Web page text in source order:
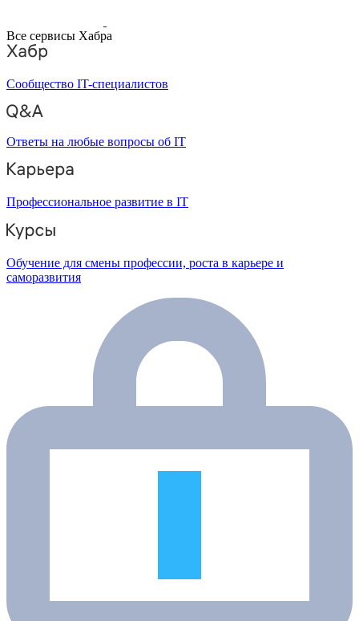
Все сервисы Хабра
Сообщество IT-специалистов
Ответы на любые вопросы об IT
Профессиональное развитие в IT
Обучение для смены профессии, роста в карьере и
саморазвития